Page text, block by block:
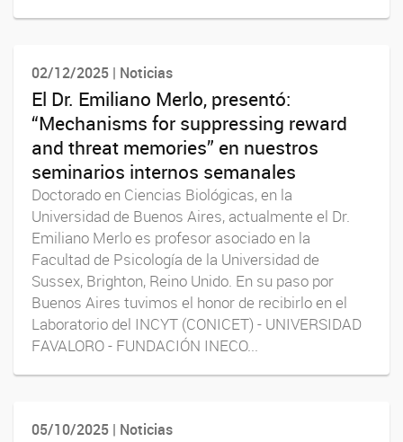
02/12/2025 | Noticias
El Dr. Emiliano Merlo, presentó:
“Mechanisms for suppressing reward
and threat memories” en nuestros
seminarios internos semanales
Doctorado en Ciencias Biológicas, en la
Universidad de Buenos Aires, actualmente el Dr.
Emiliano Merlo es profesor asociado en la
Facultad de Psicología de la Universidad de
Sussex, Brighton, Reino Unido. En su paso por
Buenos Aires tuvimos el honor de recibirlo en el
Laboratorio del INCYT (CONICET) - UNIVERSIDAD
FAVALORO - FUNDACIÓN INECO...
05/10/2025 | Noticias